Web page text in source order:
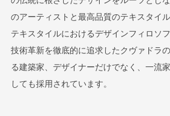
のアーティストと最高品質のテキスタイ
テキスタイルにおけるデザインフィロソ
技術革新を徹底的に追求したクヴァドラ
る建築家、デザイナーだけでなく、一流
しても採用されています。